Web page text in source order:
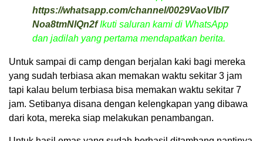
https://whatsapp.com/channel/0029VaoVIbI7
Noa8tmNlQn2f Ikuti saluran kami di WhatsApp
dan jadilah yang pertama mendapatkan berita.
Untuk sampai di camp dengan berjalan kaki bagi mereka
yang sudah terbiasa akan memakan waktu sekitar 3 jam
tapi kalau belum terbiasa bisa memakan waktu sekitar 7
jam. Setibanya disana dengan kelengkapan yang dibawa
dari kota, mereka siap melakukan penambangan.